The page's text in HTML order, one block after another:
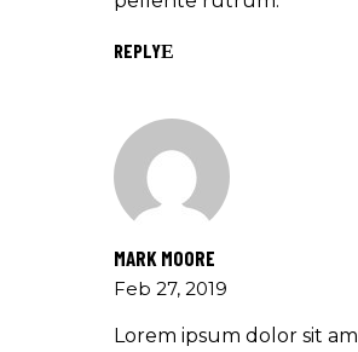
REPLY
MARK MOORE
Feb 27, 2019
Lorem ipsum dolor sit